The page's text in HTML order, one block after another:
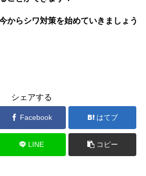
からシワ対策を始めていきましょう
シェアする
Facebook はてブ
LINE コピー